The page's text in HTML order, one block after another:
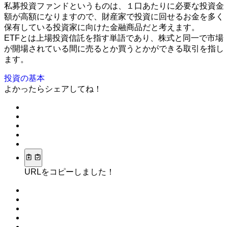
私募投資ファンドというものは、１口あたりに必要な投資金
額が高額になりますので、財産家で投資に回せるお金を多く
保有している投資家に向けた金融商品だと考えます。
ETFとは上場投資信託を指す単語であり、株式と同一で市場
が開場されている間に売るとか買うとかができる取引を指し
ます。
投資の基本
よかったらシェアしてね！
URLをコピーしました！